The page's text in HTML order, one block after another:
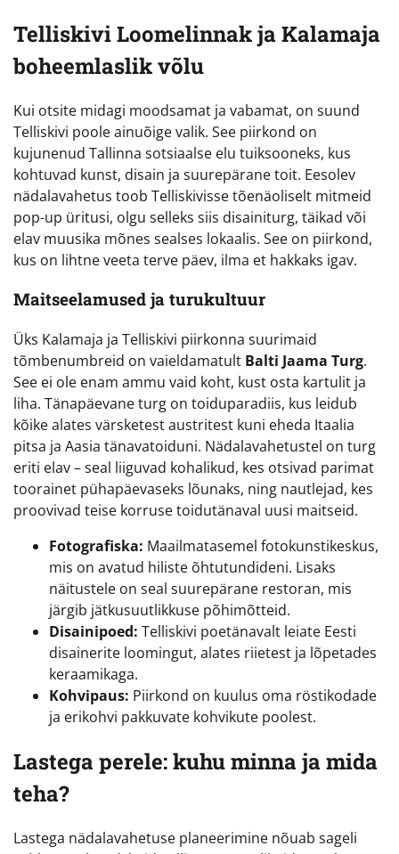
Telliskivi Loomelinnak ja Kalamaja
boheemlaslik võlu
Kui otsite midagi moodsamat ja vabamat, on suund
Telliskivi poole ainuõige valik. See piirkond on
kujunenud Tallinna sotsiaalse elu tuiksooneks, kus
kohtuvad kunst, disain ja suurepärane toit. Eesolev
nädalavahetus toob Telliskivisse tõenäoliselt mitmeid
pop-up üritusi, olgu selleks siis disainiturg, täikad või
elav muusika mõnes sealses lokaalis. See on piirkond,
kus on lihtne veeta terve päev, ilma et hakkaks igav.
Maitseelamused ja turukultuur
Üks Kalamaja ja Telliskivi piirkonna suurimaid
tõmbenumbreid on vaieldamatult Balti Jaama Turg.
See ei ole enam ammu vaid koht, kust osta kartulit ja
liha. Tänapäevane turg on toiduparadiis, kus leidub
kõike alates värsketest austritest kuni eheda Itaalia
pitsa ja Aasia tänavatoiduni. Nädalavahetustel on turg
eriti elav – seal liiguvad kohalikud, kes otsivad parimat
toorainet pühapäevaseks lõunaks, ning nautlejad, kes
proovivad teise korruse toidutänaval uusi maitseid.
Fotografiska: Maailmatasemel fotokunstikeskus,
mis on avatud hiliste õhtutundideni. Lisaks
näitustele on seal suurepärane restoran, mis
järgib jätkusuutlikkuse põhimõtteid.
Disainipoed: Telliskivi poetänavalt leiate Eesti
disainerite loomingut, alates riietest ja lõpetades
keraamikaga.
Kohvipaus: Piirkond on kuulus oma röstikodade
ja erikohvi pakkuvate kohvikute poolest.
Lastega perele: kuhu minna ja mida
teha?
Lastega nädalavahetuse planeerimine nõuab sageli